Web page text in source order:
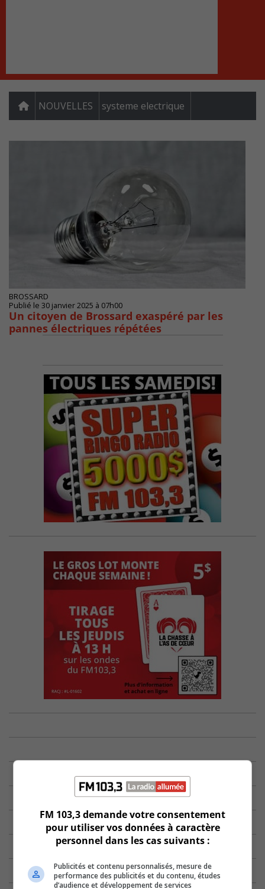
NOUVELLES systeme electrique
BROSSARD
Publié le 30 janvier 2025 à 07h00
Un citoyen de Brossard exaspéré par les
pannes électriques répétées
FM 103,3 demande votre consentement
pour utiliser vos données à caractère
personnel dans les cas suivants :
Publicités et contenu personnalisés, mesure de
performance des publicités et du contenu, études
d’audience et développement de services